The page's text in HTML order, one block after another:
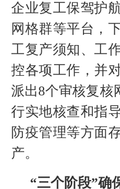
企业复工保驾护
网格群等平台，
工复产须知、工
控各项工作，并
派出8个审核复核
行实地核查和指
防疫管理等方面
产。
“三个阶段”确